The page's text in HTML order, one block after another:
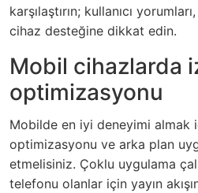
karşılaştırın; kullanıcı
cihaz desteğine dikkat edin.
Mobil cihazlarda
optimizasyonu
Mobilde en iyi deneyimi almak
optimizasyonu ve arka plan
etmelisiniz. Çoklu uygulama
telefonu olanlar için yayın